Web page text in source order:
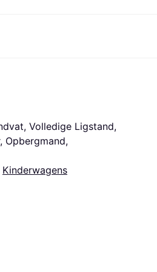
Volledige Ligstand,
Opbergmand,
Kinderwagens